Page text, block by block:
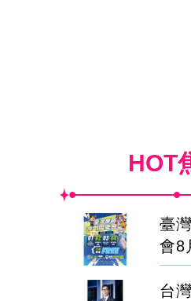
HOT
臺
會8
台